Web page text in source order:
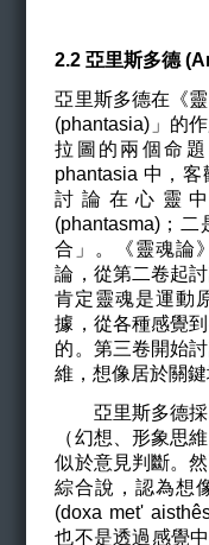
2.2亞里斯多德
亞里斯多德在《
(phantasia)」的
拉圖的兩個命
phantasia 中，
討論在心靈
(phantasma)；
合」。《靈魂論
論，從第二卷起
肯定靈魂是運動
據，從各種感覺
的。第三卷開始
維，想像居於關鍵
亞里斯多德
（幻想、形象思
似於意見判斷。
綜合說，認為想
(doxa met' aisth
也不是透過感覺